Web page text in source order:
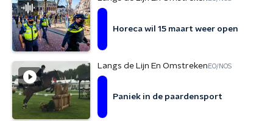
Horeca wil 15 maart weer open
Langs de Lijn En Omstreken EO/NOS
Paniek in de paardensport